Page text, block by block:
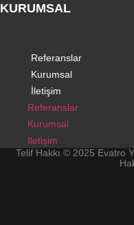
KURUMSAL
Referanslar
Kurumsal
İletişim
Referanslar
Kurumsal
İletişim
Telif Hakkı © 2025 Evatro